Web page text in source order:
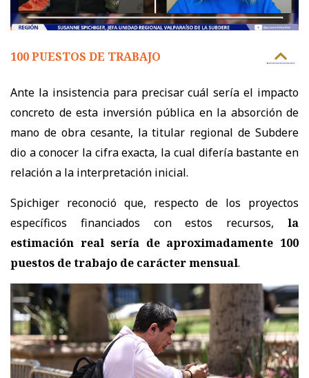
100 PUESTOS DE TRABAJO
Ante la insistencia para precisar cuál sería el impacto
concreto de esta inversión pública en la absorción de
mano de obra cesante, la titular regional de Subdere
dio a conocer la cifra exacta, la cual difería bastante en
relación a la interpretación inicial.
Spichiger reconoció que, respecto de los proyectos
específicos financiados con estos recursos, la
estimación real sería de aproximadamente 100
puestos de trabajo de carácter mensual.